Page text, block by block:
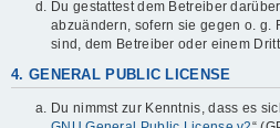
Du gestattest dem Betreiber
abzuändern, sofern sie gegen o. g.
sind, dem Betreiber oder einem
4. GENERAL PUBLIC LICENSE
Du nimmst zur Kenntnis, dass es